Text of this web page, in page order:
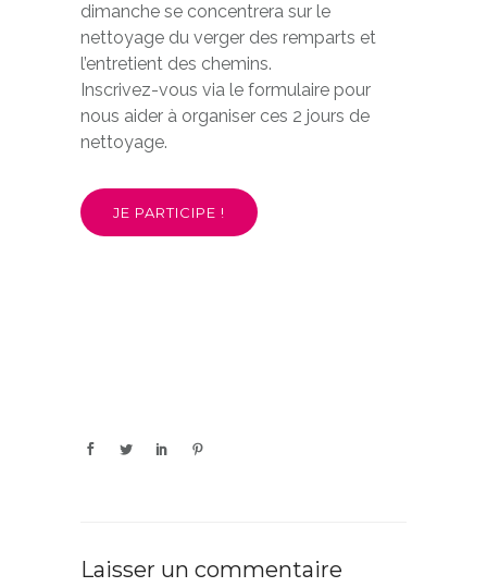
dimanche se concentrera sur le
nettoyage du verger des remparts et
l’entretient des chemins.
Inscrivez-vous via le formulaire pour
nous aider à organiser ces 2 jours de
nettoyage.
JE PARTICIPE !
Laisser un commentaire